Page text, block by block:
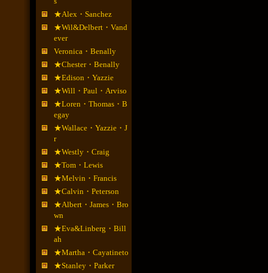
★Alex・Sanchez
★Wil&Delbert・Vand
ever
Veronica・Benally
★Chester・Benally
★Edison・Yazzie
★Will・Paul・Arviso
★Loren・Thomas・B
egay
★Wallace・Yazzie・J
r
★Westly・Craig
★Tom・Lewis
★Melvin・Francis
★Calvin・Peterson
★Albert・James・Bro
wn
★Eva&Linberg・Bill
ah
★Martha・Cayatineto
★Stanley・Parker